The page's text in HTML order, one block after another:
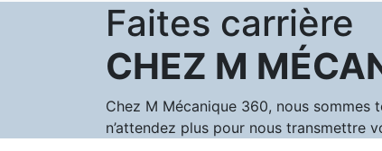
Faites carrière
CHEZ M
Chez M Mécanique 360, nous sommes
n’attendez plus pour nous transmettre